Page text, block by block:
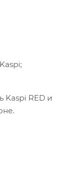
Kaspi RED и